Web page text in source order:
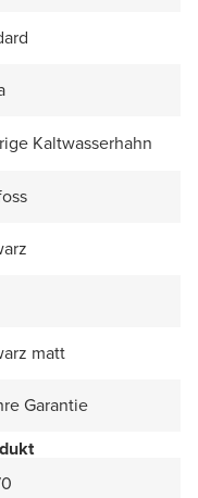
Kaltwasserhahn
matt
Garantie